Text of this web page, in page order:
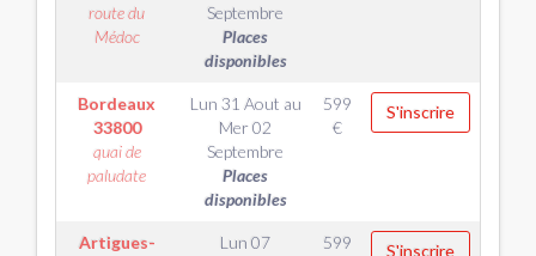
route du
Médoc
Septembre
Places
disponibles
Bordeaux
33800
quai de
paludate
Lun 31 Aout au
Mer 02
Septembre
Places
disponibles
599
€
S'inscrire
Artigues- Lun 07 599 S'inscrire